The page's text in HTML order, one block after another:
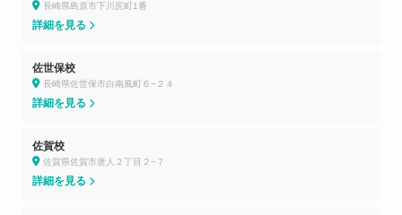
長崎県島原市下川尻町1番
詳細を見る
佐世保校
長崎県佐世保市白南風町６−２４
詳細を見る
佐賀校
佐賀県佐賀市唐人２丁目２−７
詳細を見る